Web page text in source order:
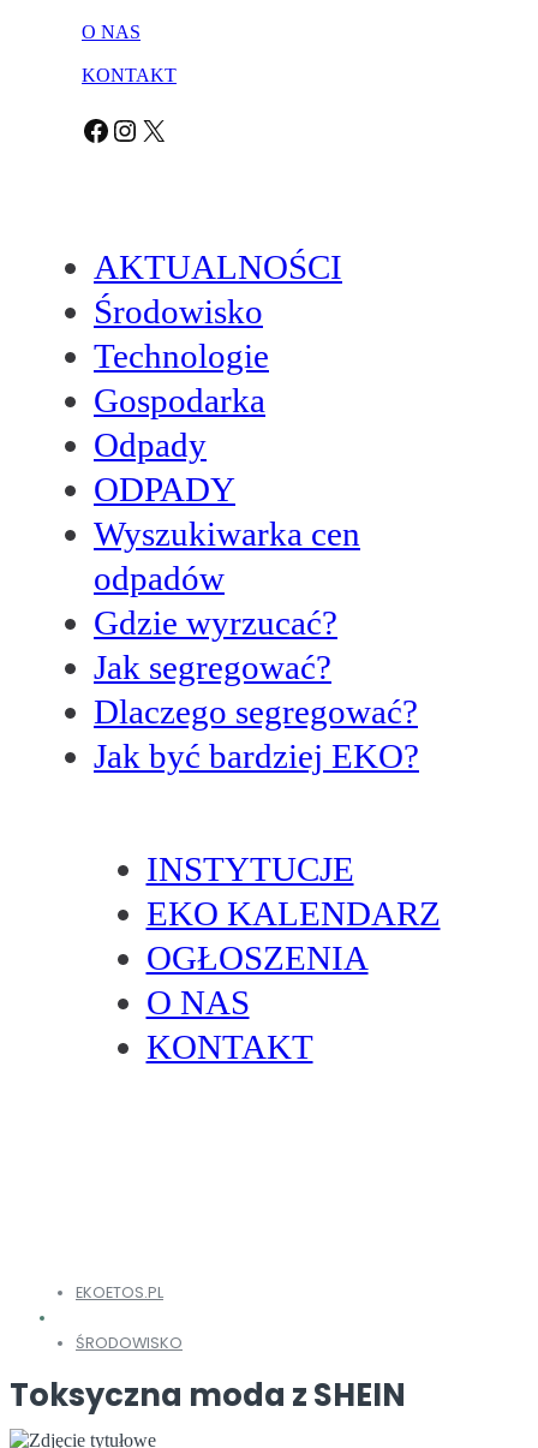
O NAS
KONTAKT
Facebook Instagram X
AKTUALNOŚCI
Środowisko
Technologie
Gospodarka
Odpady
ODPADY
Wyszukiwarka cen
odpadów
Gdzie wyrzucać?
Jak segregować?
Dlaczego segregować?
Jak być bardziej EKO?
INSTYTUCJE
EKO KALENDARZ
OGŁOSZENIA
O NAS
KONTAKT
EKOETOS.PL
ŚRODOWISKO
Toksyczna moda z SHEIN